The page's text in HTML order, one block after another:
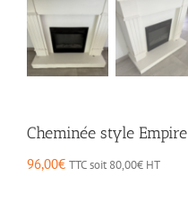
Cheminée style Empire
96,00€ TTC soit 80,00€ HT